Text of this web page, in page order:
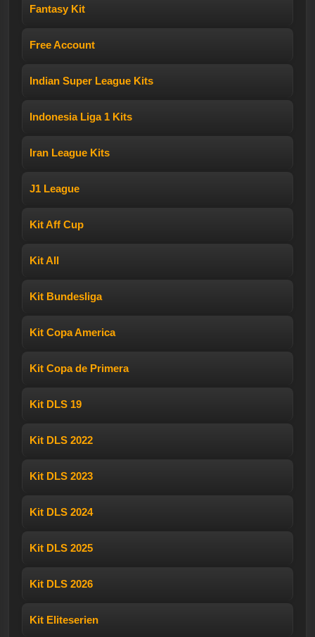
Fantasy Kit
Free Account
Indian Super League Kits
Indonesia Liga 1 Kits
Iran League Kits
J1 League
Kit Aff Cup
Kit All
Kit Bundesliga
Kit Copa America
Kit Copa de Primera
Kit DLS 19
Kit DLS 2022
Kit DLS 2023
Kit DLS 2024
Kit DLS 2025
Kit DLS 2026
Kit Eliteserien